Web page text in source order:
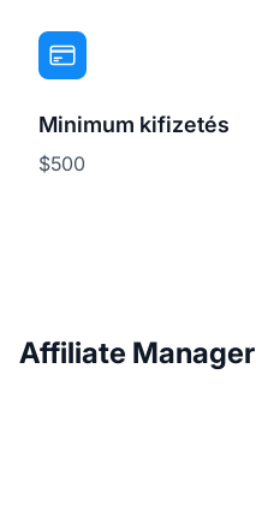
Minimum kifizetés
$500
Affiliate Manager